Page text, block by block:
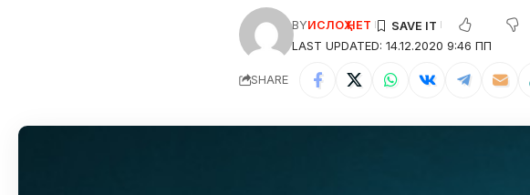
LAST UPDATED: 14.12.2020 9:46 ПП
BYИСЛОҲ НЕТ
SHARE